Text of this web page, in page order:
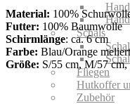
Schals
Fliegen
Hutkoffer
Zubehör
Material: 100%
Futter: 100% Baumwolle
Schirmlänge: ca. 6 cm
Farbe: Blau/Orange meliert
Größe: S/55 cm, M/57